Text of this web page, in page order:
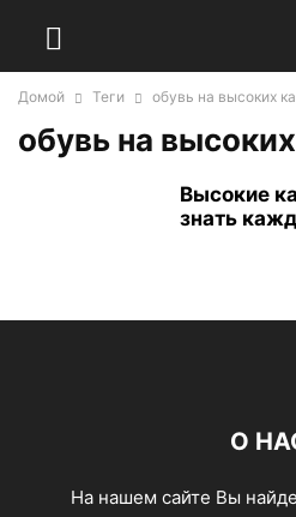
Домой Теги обувь на высоких
обувь на
Высокие
знать
О
На нашем сайте Вы